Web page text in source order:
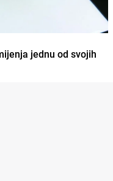
jednu od svojih